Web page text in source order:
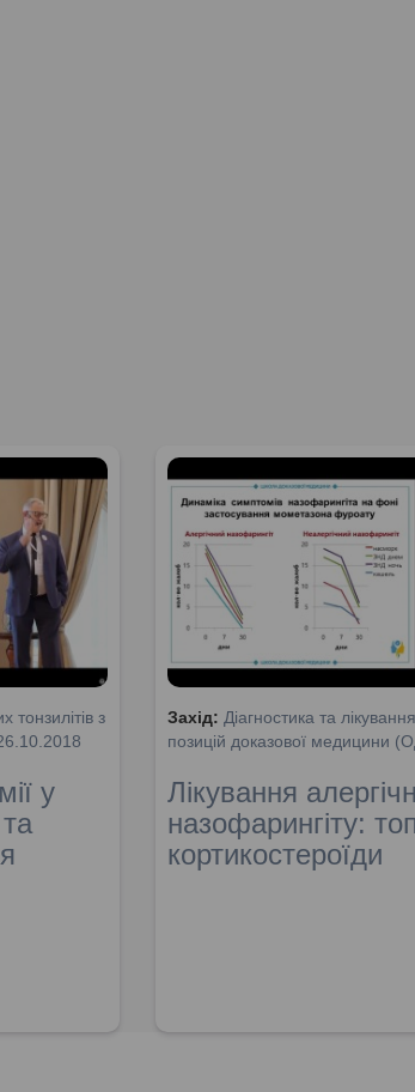
тонзилітів з
у
Захід: Діагностика та
позицій доказової медицини
Лікування
назофарингіту:
кортикостероїди